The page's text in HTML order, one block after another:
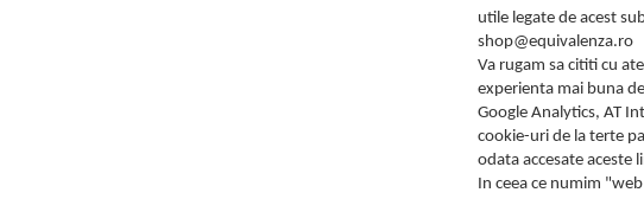
utile legate de acest
shop@equivalenza.ro
Va rugam sa cititi cu
experienta mai buna
Google Analytics, AT
cookie-uri de la terte
odata accesate aceste
In ceea ce numim